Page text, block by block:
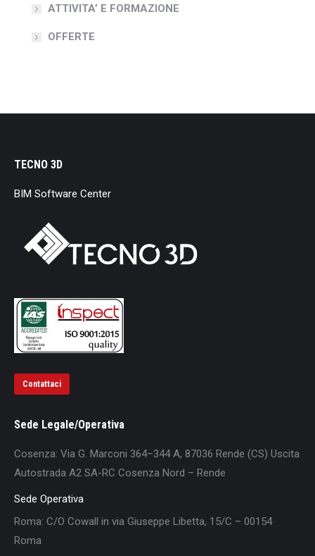
ATTIVITA’ E FORMAZIONE
OFFERTE
TECNO 3D
BIM Software Center
Contattaci
Sede Legale/Operativa
Cosenza: Via G. Marconi 364–344 A, 87036 Rende (CS) Uscita
Autostrada A2 SA-RC Cosenza Nord – Rende
Sede Operativa
Roma: C/O Cowall in via Giuseppe Libetta, 15/C – 00154
Roma